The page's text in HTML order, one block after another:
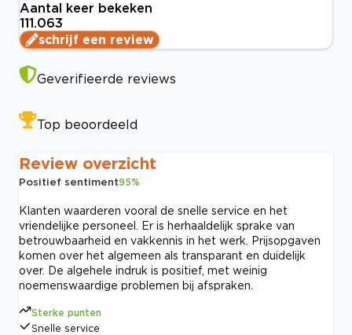
Aantal keer bekeken
111.063
schrijf een review
Geverifieerde reviews
Top beoordeeld
Review overzicht
Positief sentiment95%
Klanten waarderen vooral de snelle service en het
vriendelijke personeel. Er is herhaaldelijk sprake van
betrouwbaarheid en vakkennis in het werk. Prijsopgaven
komen over het algemeen als transparant en duidelijk
over. De algehele indruk is positief, met weinig
noemenswaardige problemen bij afspraken.
Sterke punten
Snelle service